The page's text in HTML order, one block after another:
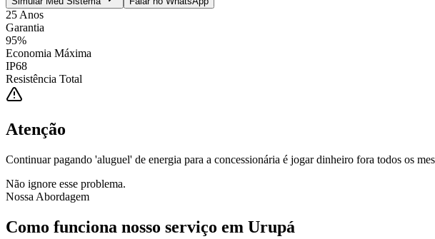
25 Anos
Garantia
95%
Economia Máxima
IP68
Resistência Total
Atenção
Continuar pagando 'aluguel' de energia para a concessionária é jogar dinheiro fora todos os
Não ignore esse problema.
Nossa Abordagem
Como funciona nosso serviço em Urupá